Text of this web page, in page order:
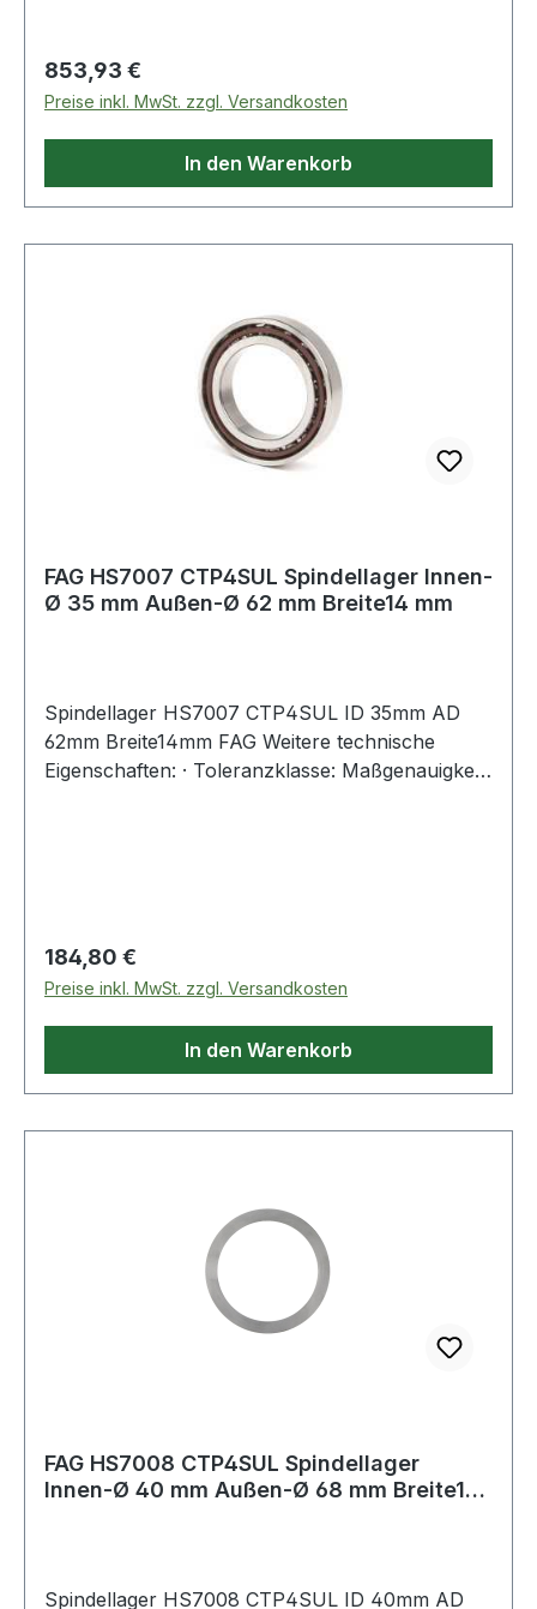
Regulärer Preis:
853,93 €
Preise inkl. MwSt. zzgl. Versandkosten
In den Warenkorb
FAG HS7007 CTP4SUL Spindellager Innen-
Ø 35 mm Außen-Ø 62 mm Breite14 mm
Spindellager HS7007 CTP4SUL ID 35mm AD
62mm Breite14mm FAG Weitere technische
Eigenschaften: · Toleranzklasse: Maßgenauigkeit
Regulärer Preis:
184,80 €
Preise inkl. MwSt. zzgl. Versandkosten
In den Warenkorb
FAG HS7008 CTP4SUL Spindellager
Innen-Ø 40 mm Außen-Ø 68 mm Breite15
Spindellager HS7008 CTP4SUL ID 40mm AD